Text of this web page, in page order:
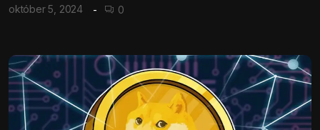
október 5, 2024 0